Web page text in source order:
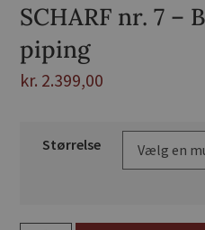
SCHARF nr. 7 –
piping
kr. 2.399,00
Størrelse